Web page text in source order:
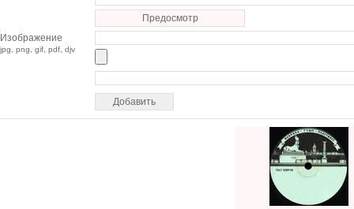
Предосмотр
Изображение
jpg, png, gif, pdf, djv